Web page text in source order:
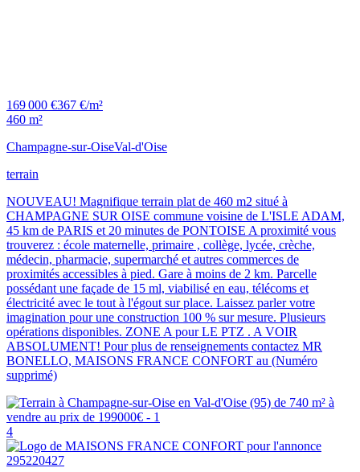
169 000 €367 €/m²
460 m²
Champagne-sur-OiseVal-d'Oise
terrain
NOUVEAU! Magnifique terrain plat de 460 m2 situé à
CHAMPAGNE SUR OISE commune voisine de L'ISLE ADAM,
45 km de PARIS et 20 minutes de PONTOISE A proximité vous
trouverez : école maternelle, primaire , collège, lycée, crèche,
médecin, pharmacie, supermarché et autres commerces de
proximités accessibles à pied. Gare à moins de 2 km. Parcelle
possédant une façade de 15 ml, viabilisé en eau, télécoms et
électricité avec le tout à l'égout sur place. Laissez parler votre
imagination pour une construction 100 % sur mesure. Plusieurs
opérations disponibles. ZONE A pour LE PTZ . A VOIR
ABSOLUMENT! Pour plus de renseignements contactez MR
BONELLO, MAISONS FRANCE CONFORT au (Numéro
supprimé)
4